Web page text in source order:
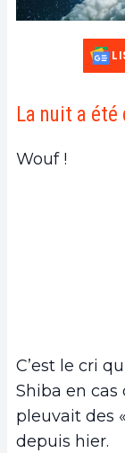
La nuit a été
Wouf !
C’est le cri
Shiba en cas
pleuvait des
depuis hier.